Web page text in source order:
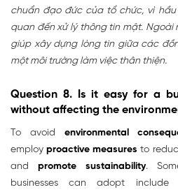
chuẩn đạo đức của tổ chức, vì
quan đến xử lý thông tin mật. Ngoài
giúp xây dựng lòng tin giữa các
một môi trường làm việc thân thiện.
Question 8. Is it easy for a
without affecting the
To avoid environmental
employproactive measures to
andpromote sustainability.
businesses can adopt include